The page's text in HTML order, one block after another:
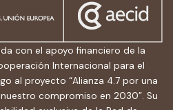
con el apoyo financiero de la
Internacional para el
al proyecto “Alianza 4.7 por una
compromiso en 2030”. Su